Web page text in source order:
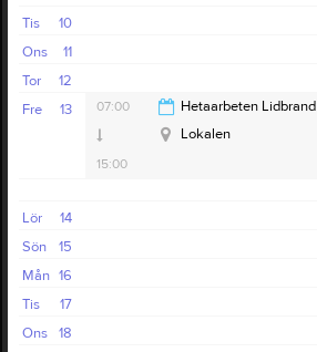
10
Tis
11
Ons
12
Tor
13
Fre 07:00 Hetaarbeten Lidbrand
15:00
Lokalen
14
Lör
15
Sön
16
Mån
17
Tis
18
Ons